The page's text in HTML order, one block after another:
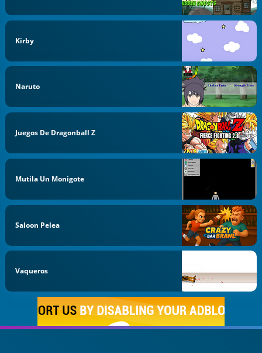
Kirby
Naruto
Juegos De Dragonball Z
Mutila Un Monigote
Saloon Pelea
Vaqueros